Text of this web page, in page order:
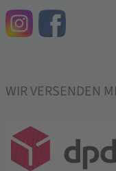
WIR VERSENDEN